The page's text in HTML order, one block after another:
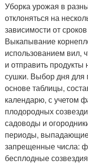
Уборка урожая в
отклоняться на
зависимости от
Выкапывание
использованием вил,
и отправить
сушки. Выбор дня для
основе таблицы,
календарю, с учетом
плодородных
садоводы и
периоды,
запрещенные числа:
бесплодные